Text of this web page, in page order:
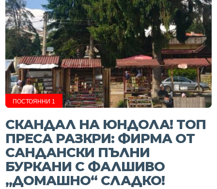
ПОСТОЯННИ 1
СКАНДАЛ НА ЮНДОЛА! ТОП
ПРЕСА РАЗКРИ: ФИРМА ОТ
САНДАНСКИ ПЪЛНИ
БУРКАНИ С ФАЛШИВО
„ДОМАШНО“ СЛАДКО!